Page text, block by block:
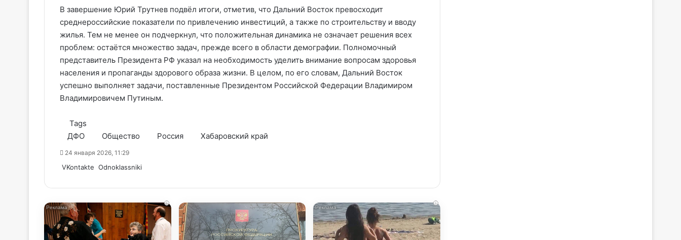
В завершение Юрий Трутнев подвёл итоги, отметив, что Дальний Восток превосходит
среднероссийские показатели по привлечению инвестиций, а также по строительству и вводу
жилья. Тем не менее он подчеркнул, что положительная динамика не означает решения всех
проблем: остаётся множество задач, прежде всего в области демографии. Полномочный
представитель Президента РФ указал на необходимость уделить внимание вопросам здоровья
населения и пропаганды здорового образа жизни. В целом, по его словам, Дальний Восток
успешно выполняет задачи, поставленные Президентом Российской Федерации Владимиром
Владимировичем Путиным.
Tags
ДФО
Общество Россия Хабаровский край
24 января 2026, 11:29
VKontakte Odnoklassniki
Email
i i